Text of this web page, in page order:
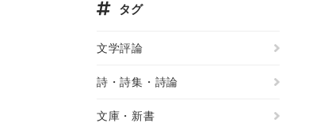
タグ
文学評論
詩・詩集・詩論
文庫・新書